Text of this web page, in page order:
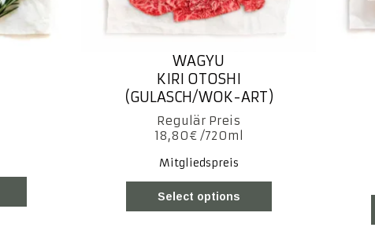
WAGYU
KIRI OTOSHI
(GULASCH/WOK-ART)
18,80€
Mitgliedspreis
Select options